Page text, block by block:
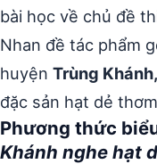
bài học về chủ đề
Nhan đề tác phẩm
huyện Trùng
đặc sản hạt dẻ
Phương thức
Khánh nghe hạt